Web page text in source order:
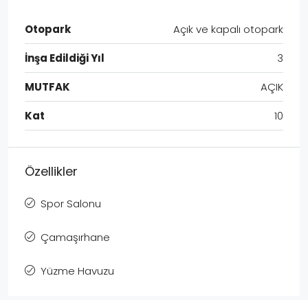
Otopark
Açık ve kapalı otopark
İnşa Edildiği Yıl
3
MUTFAK
AÇIK
Kat
10
Özellikler
Spor Salonu
Çamaşırhane
Yüzme Havuzu